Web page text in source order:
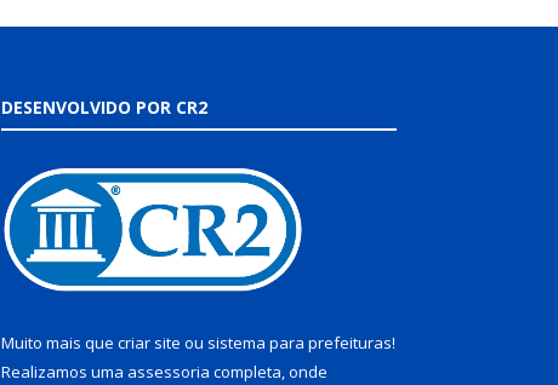
DESENVOLVIDO POR CR2
Muito mais que criar site ou sistema para prefeituras!
Realizamos uma assessoria completa, onde